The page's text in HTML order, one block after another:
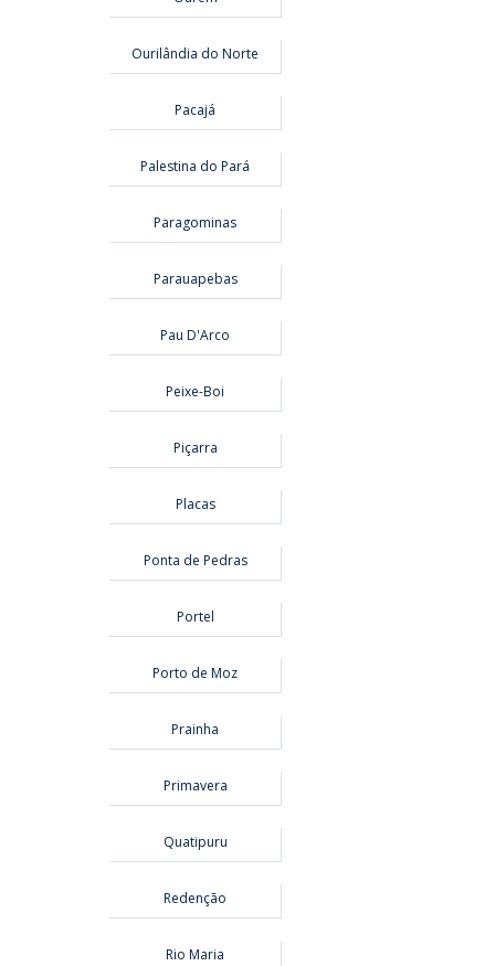
Ourilândia do Norte
Pacajá
Palestina do Pará
Paragominas
Parauapebas
Pau D'Arco
Peixe-Boi
Piçarra
Placas
Ponta de Pedras
Portel
Porto de Moz
Prainha
Primavera
Quatipuru
Redenção
Rio Maria